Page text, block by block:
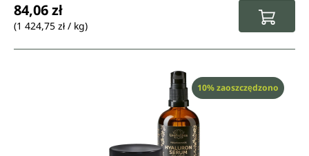
84,06 zł
(1 424,75 zł / kg)
Rabat
10% zaoszczędzono